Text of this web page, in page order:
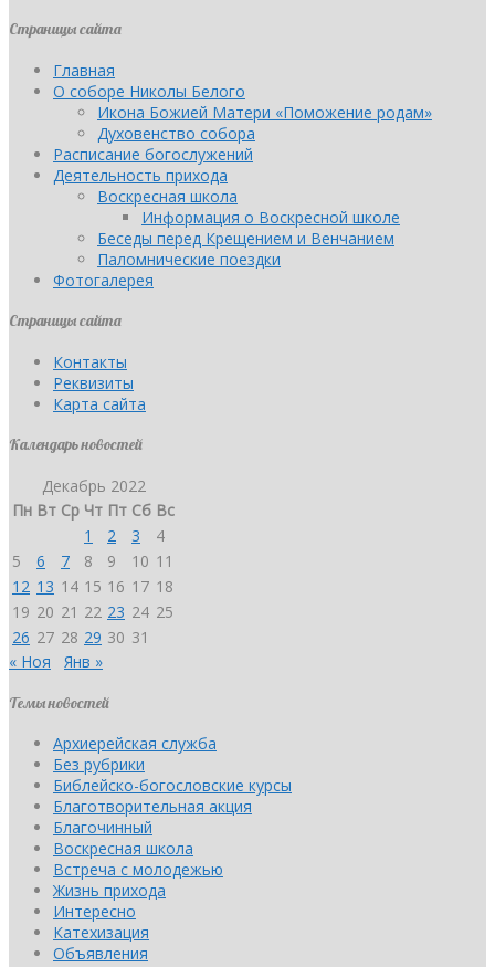
Страницы сайта
Главная
О соборе Николы Белого
Икона Божией Матери «Поможение родам»
Духовенство собора
Расписание богослужений
Деятельность прихода
Воскресная школа
Информация о Воскресной школе
Беседы перед Крещением и Венчанием
Паломнические поездки
Фотогалерея
Страницы сайта
Контакты
Реквизиты
Карта сайта
Календарь новостей
Декабрь 2022
Пн Вт Ср Чт Пт Сб Вс
1
2 3
4
5
6 7 8 9 10 11
12 13 14 15 16 17 18
19 20 21 22 23 24 25
26 27 28 29 30 31
« Ноя
Янв »
Темы новостей
Архиерейская служба
Без рубрики
Библейско-богословские курсы
Благотворительная акция
Благочинный
Воскресная школа
Встреча с молодежью
Жизнь прихода
Интересно
Катехизация
Объявления